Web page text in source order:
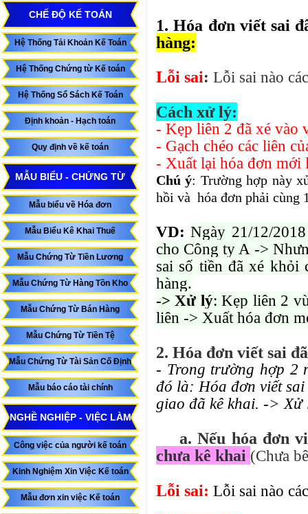
CHẾ ĐỘ KẾ TOÁN
Hệ Thống Tải Khoản Kế Toán
Hệ Thống Chứng từ Kế toán
Hệ Thống Sổ Sách Kế Toán
Định khoản - Hạch toán
Quy định về kế toán
MẪU BIỂU - CHỨNG TỪ
Mẫu biểu về Hóa đơn
Mẫu Biểu Kê Khai Thuế
Mẫu Chứng Từ Tiền Lương
Mẫu Chứng Từ Hàng Tồn Kho
Mẫu Chứng Từ Bán Hàng
Mẫu Chứng Từ Tiền Tệ
Mẫu Chứng Từ Tài Sản Cố Định
Mẫu báo cáo tài chính
NGHỀ NGHIỆP - VIỆC LÀM
Công việc của người kế toán
Kinh Nghiệm Xin Việc Kế toán
Mẫu đơn xin việc Kế toán
1. Hóa đơn viết sai
hàng:
Lỗi sai: Lỗi sai nào
Cách xử lý:
- Kẹp liên 2 đã xé vào
- Gạch chéo các liên
- Xuất lại hóa đơn mới
Chú ý: Trường hợp này
hồi và hóa đơn phải cùng
VD: Ngày 21/12/
cho Công ty A ->
sai số tiền đã xé khỏi
hàng.
-> Xử lý: Kẹp liên 2
liên -> Xuất hóa đơn
2. Hóa đơn viết sai
- Trong trường hợp 2
đó là: Hóa đơn viết
giao đã kê khai. ->
a. Nếu hóa đơn
chưa kê khai (Chưa
Lỗi sai: Lỗi sai nào